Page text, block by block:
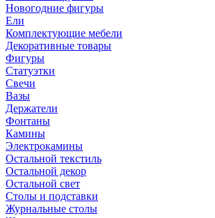
Новогодние фигуры
Ели
Комплектующие мебели
Декоративные товары
Фигуры
Статуэтки
Свечи
Вазы
Держатели
Фонтаны
Камины
Электрокамины
Остальной текстиль
Остальной декор
Остальной свет
Столы и подставки
Журнальные столы